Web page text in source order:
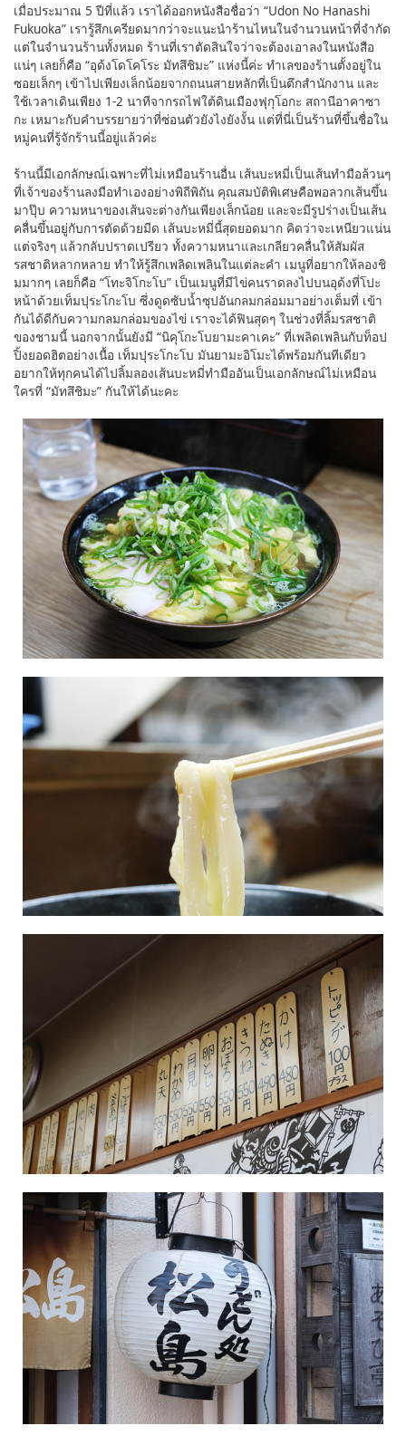
เมื่อประมาณ 5 ปีที่แล้ว เราได้ออกหนังสือชื่อว่า “Udon No Hanashi
Fukuoka” เรารู้สึกเครียดมากว่าจะแนะนำร้านไหนในจำนวนหน้าที่จำกัด
แต่ในจำนวนร้านทั้งหมด ร้านที่เราตัดสินใจว่าจะต้องเอาลงในหนังสือ
แน่ๆ เลยก็คือ “อุด้งโดโคโระ มัทสึชิมะ” แห่งนี้ค่ะ ทำเลของร้านตั้งอยู่ใน
ซอยเล็กๆ เข้าไปเพียงเล็กน้อยจากถนนสายหลักที่เป็นตึกสำนักงาน และ
ใช้เวลาเดินเพียง 1-2 นาทีจากรถไฟใต้ดินเมืองฟุกุโอกะ สถานีอาคาซา
กะ เหมาะกับคำบรรยายว่าที่ซ่อนตัวยังไงยังงั้น แต่ที่นี่เป็นร้านที่ขึ้นชื่อใน
หมู่คนที่รู้จักร้านนี้อยู่แล้วค่ะ
ร้านนี้มีเอกลักษณ์เฉพาะที่ไม่เหมือนร้านอื่น เส้นบะหมี่เป็นเส้นทำมือล้วนๆ
ที่เจ้าของร้านลงมือทำเองอย่างพิถีพิถัน คุณสมบัติพิเศษคือพอลวกเส้นขึ้น
มาปุ๊บ ความหนาของเส้นจะต่างกันเพียงเล็กน้อย และจะมีรูปร่างเป็นเส้น
คลื่นขึ้นอยู่กับการตัดด้วยมีด เส้นบะหมี่นี้สุดยอดมาก คิดว่าจะเหนียวแน่น
แต่จริงๆ แล้วกลับปราดเปรียว ทั้งความหนาและเกลียวคลื่นให้สัมผัส
รสชาติหลากหลาย ทำให้รู้สึกเพลิดเพลินในแต่ละคำ เมนูที่อยากให้ลองชิ
มมากๆ เลยก็คือ “โทะจิโกะโบ” เป็นเมนูที่มีไข่คนราดลงไปบนอุด้งที่โปะ
หน้าด้วยเท็มปุระโกะโบ ซึ่งดูดซับน้ำซุปอันกลมกล่อมมาอย่างเต็มที่ เข้า
กันได้ดีกับความกลมกล่อมของไข่ เราจะได้ฟินสุดๆ ในช่วงที่ลิ้มรสชาติ
ของชามนี้ นอกจากนั้นยังมี “นิคุโกะโบยามะคาเคะ” ที่เพลิดเพลินกับท็อป
ปิ้งยอดฮิตอย่างเนื้อ เท็มปุระโกะโบ มันยามะอิโมะได้พร้อมกันทีเดียว
อยากให้ทุกคนได้ไปลิ้มลองเส้นบะหมี่ทำมืออันเป็นเอกลักษณ์ไม่เหมือน
ใครที่ “มัทสึชิมะ” กันให้ได้นะคะ